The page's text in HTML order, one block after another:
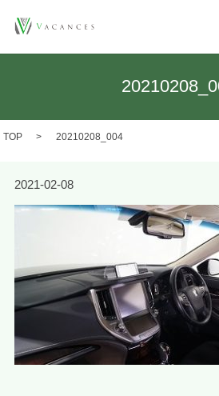
TOP 20210208_004
2021-02-08